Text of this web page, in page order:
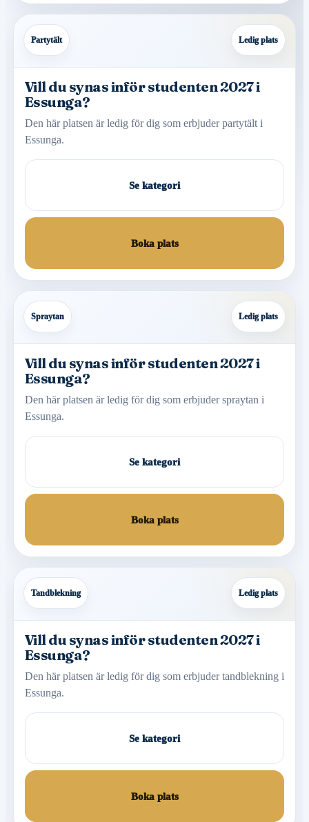
Partytält Ledig plats
Vill du synas inför studenten 2027 i
Essunga?
Den här platsen är ledig för dig som erbjuder partytält i
Essunga.
Se kategori
Boka plats
Spraytan Ledig plats
Vill du synas inför studenten 2027 i
Essunga?
Den här platsen är ledig för dig som erbjuder spraytan i
Essunga.
Se kategori
Boka plats
Tandblekning Ledig plats
Vill du synas inför studenten 2027 i
Essunga?
Den här platsen är ledig för dig som erbjuder tandblekning i
Essunga.
Se kategori
Boka plats